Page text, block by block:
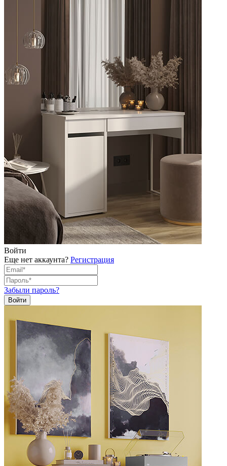
Войти
Еще нет аккаунта? Регистрация
Забыли пароль?